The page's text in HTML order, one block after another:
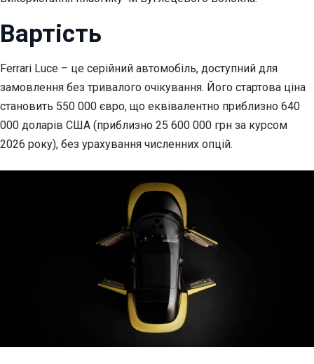
Вартість
Ferrari Luce – це серійний автомобіль, доступний для
замовлення без тривалого очікування. Його стартова ціна
становить 550 000 євро, що еквівалентно приблизно 640
000 доларів США (приблизно 25 600 000 грн за курсом
2026 року), без урахування численних опцій.